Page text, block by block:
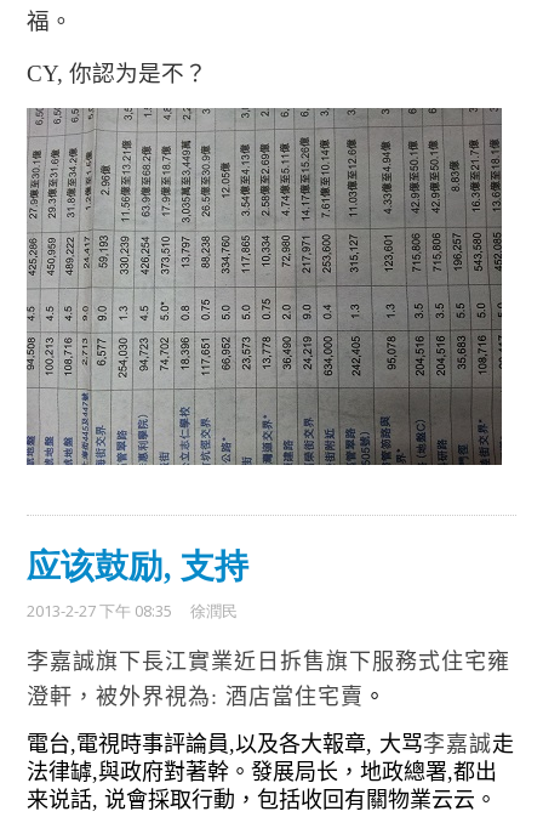
福。
CY,你認为是不？
应该鼓励, 支持
2013-2-27 下午 08:35 徐潤民
李嘉誠旗下長江實業近日拆售旗下服務式住宅雍
澄軒，被外界視為:酒店當住宅賣 。
電台,電視時事評論員,以及各大報章, 大骂李嘉誠走
法律罅,與政府對著幹 。發展局长，地政總署,都出
来说話, 说會採取行動，包括收回有關物業云云。